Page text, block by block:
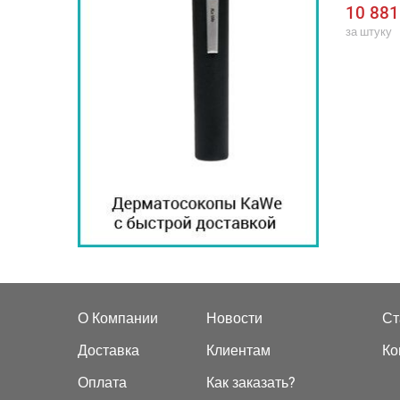
осветителем для F. O.
ларингоскопов KaWe
28 475 ₽
за штуку
10
за штуку
О Компании
Доставка
Оплата
Новости
Клиентам
Как заказать?